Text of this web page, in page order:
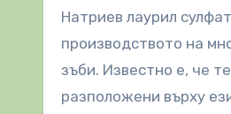
Натриев лаурил
производството на
зъби. Известно е, че
разположени върху